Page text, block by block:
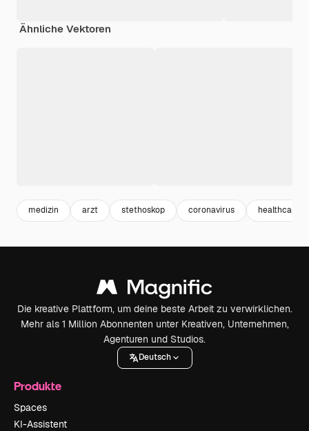
Ähnliche Vektoren
medizin arzt stethoskop coronavirus healthcare
Die kreative Plattform, um deine beste Arbeit zu verwirklichen.
Mehr als 1 Million Abonnenten unter Kreativen, Unternehmen,
Agenturen und Studios.
Deutsch
Produkte
Spaces
KI-Assistent